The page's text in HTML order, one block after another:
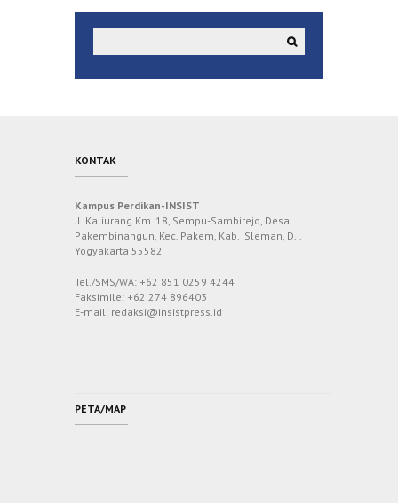
KONTAK
Kampus Perdikan-INSIST
Jl. Kaliurang Km. 18, Sempu-Sambirejo, Desa
Pakembinangun, Kec. Pakem, Kab. Sleman, D.I.
Yogyakarta 55582
Tel./SMS/WA: +62 851 0259 4244
Faksimile: +62 274 896403
E-mail: redaksi@insistpress.id
PETA/MAP